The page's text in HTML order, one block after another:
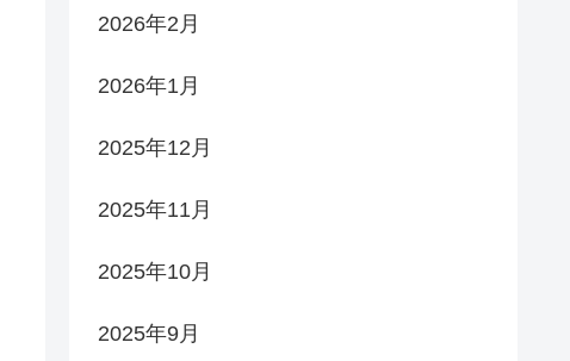
2026年2月
2026年1月
2025年12月
2025年11月
2025年10月
2025年9月